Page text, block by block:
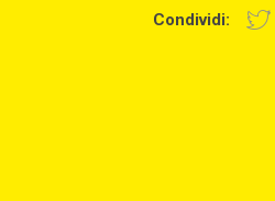
Condividi: